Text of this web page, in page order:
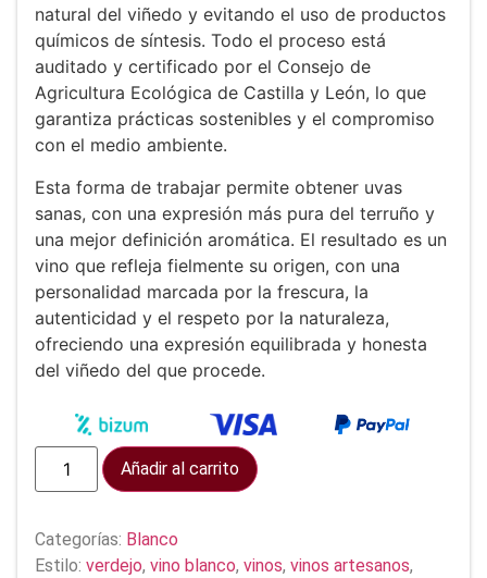
natural del viñedo y evitando el uso de productos
químicos de síntesis. Todo el proceso está
auditado y certificado por el Consejo de
Agricultura Ecológica de Castilla y León, lo que
garantiza prácticas sostenibles y el compromiso
con el medio ambiente.
Esta forma de trabajar permite obtener uvas
sanas, con una expresión más pura del terruño y
una mejor definición aromática. El resultado es un
vino que refleja fielmente su origen, con una
personalidad marcada por la frescura, la
autenticidad y el respeto por la naturaleza,
ofreciendo una expresión equilibrada y honesta
del viñedo del que procede.
Añadir al carrito
Categorías: Blanco
Estilo: verdejo, vino blanco, vinos, vinos artesanos,